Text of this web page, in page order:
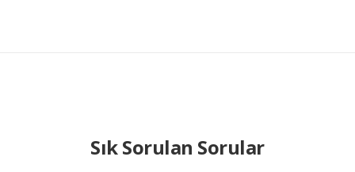
Sık Sorulan Sorular